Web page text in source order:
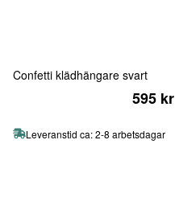
Confetti klädhängare svart
595 kr
Leveranstid ca: 2-8 arbetsdagar